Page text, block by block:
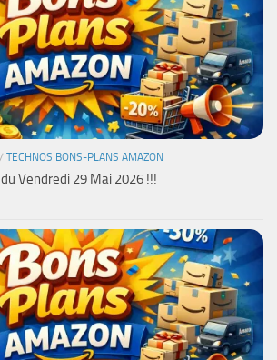
/ TECHNOS BONS-PLANS AMAZON
Vendredi 29 Mai 2026 !!!